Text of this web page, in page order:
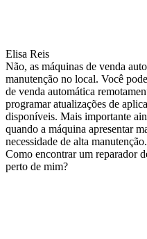
Elisa Reis
Não, as máquinas de venda
manutenção no local. Você
de venda automática
programar atualizações de
disponíveis. Mais importante
quando a máquina apresentar
necessidade de alta manutenção.
Como encontrar um reparador
perto de mim?